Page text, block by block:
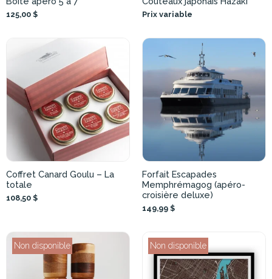
125,00 $ Prix variable
Coffret Canard Goulu – La
totale
108,50 $
Forfait Escapades
Memphrémagog (apéro-
croisière deluxe)
149,99 $
Non disponible Non disponible